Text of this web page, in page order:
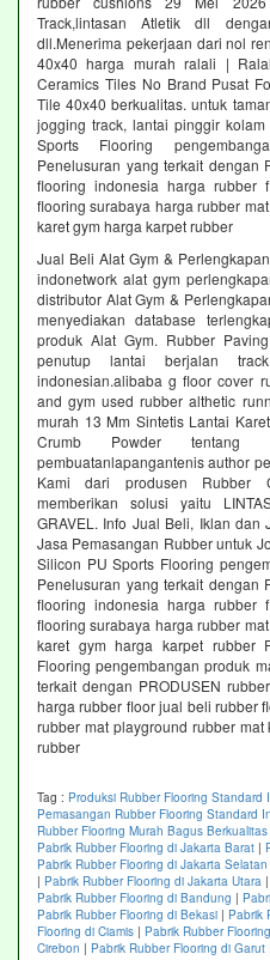
Track,lintasan Atletik dll
dll.Menerima pekerjaan dari nol
40x40 harga murah ralali |
Ceramics Tiles No Brand Pusat
Tile 40x40 berkualitas. untuk
jogging track, lantai pinggir
Sports Flooring
Penelusuran yang terkait dengan
flooring indonesia harga
flooring surabaya harga rubber
karet gym harga karpet rubber
Jual Beli Alat Gym &
indonetwork alat gym
distributor Alat Gym &
menyediakan database
produk Alat Gym. Rubber
penutup lantai berjalan
indonesian.alibaba g floor cover
and gym used rubber althetic
murah 13 Mm Sintetis Lantai
Crumb Powder tentang
pembuatanlapangantenis author
Kami dari produsen Rubber
memberikan solusi yaitu
GRAVEL. Info Jual Beli, Iklan dan
Jasa Pemasangan Rubber untuk
Silicon PU Sports Flooring
Penelusuran yang terkait dengan
flooring indonesia harga
flooring surabaya harga rubber
karet gym harga karpet rubber
Flooring pengembangan produk
terkait dengan PRODUSEN
harga rubber floor jual beli rubber
rubber mat playground rubber
rubber
Tag : Produksi Rubber Flooring Standard
Pemasangan Rubber Flooring Standard
Rubber Flooring Murah Bagus Berkualitas
Pabrik Rubber Flooring di Jakarta Barat |
Pabrik Rubber Flooring di Jakarta Selatan
| Pabrik Rubber Flooring di Jakarta Utara |
Pabrik Rubber Flooring di Bandung |
Pabrik Rubber Flooring di Bekasi | Pabrik
Flooring di Ciamis | Pabrik Rubber
Cirebon | Pabrik Rubber Flooring di Garut